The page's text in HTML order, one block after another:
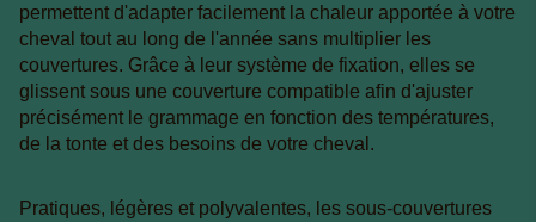
permettent d'adapter facilement la chaleur apportée à votre
cheval tout au long de l'année sans multiplier les
couvertures. Grâce à leur système de fixation, elles se
glissent sous une couverture compatible afin d'ajuster
précisément le grammage en fonction des températures,
de la tonte et des besoins de votre cheval.
Pratiques, légères et polyvalentes, les sous-couvertures